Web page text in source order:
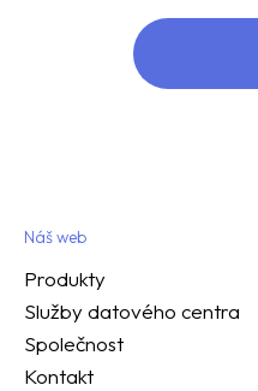
Náš web
Produkty
Služby datového centra
Společnost
Kontakt